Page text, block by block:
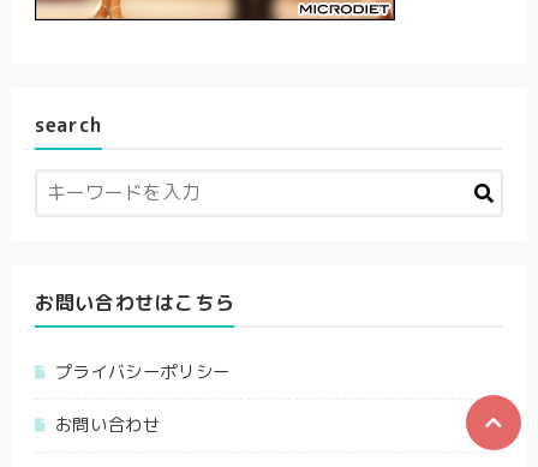
search
お問い合わせはこちら
プライバシーポリシー
お問い合わせ